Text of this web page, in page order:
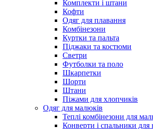
Комплекти і штани
Кофти
Одяг для плавання
Комбінезони
Куртки та пальта
Піджаки та костюми
Светри
Футболки та поло
Шкарпетки
Шорти
Штани
Піжами для хлопчиків
Одяг для малюків
Теплі комбінезони для
Конверти і спальники для